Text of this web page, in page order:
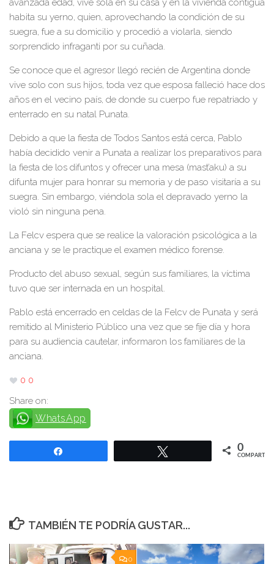
avanzada edad, vive sola en su casa y en la vivienda contigua
habita su yerno, quien, aprovechando la condición de su
suegra, fue a su domicilio y procedió a violarla, siendo
sorprendido infraganti por su cuñada.
Se conoce que el agresor llegó recién de Argentina donde
vive solo con sus hijos, toda vez que esposa falleció hace dos
años en el vecino país, de donde su cuerpo fue repatriado y
enterrado en su natal Punata.
Debido a que la fiesta de Todos Santos está cerca, Pablo
había decidido venir a Punata a realizar los preparativos para
la fiesta de los difuntos y ofrecer una mesa (mast’aku) a su
difunta mujer para honrar su memoria y de paso visitaría a su
suegra. Sin embargo, viéndola sola el depravado yerno la
violó sin ninguna pena.
La Felcv espera que se realice la valoración psicológica a la
anciana y se le practique el examen médico forense.
Producto del abuso sexual, según sus familiares, la víctima
tuvo que ser internada en un hospital.
Pablo está encerrado en celdas de la Felcv de Punata y será
remitido al Ministerio Público una vez que se fije día y hora
para su audiencia cautelar, informaron los familiares de la
anciana.
0 0
Share on:
WhatsApp
0
COMPARTIR
TAMBIÉN TE PODRÍA GUSTAR...
0